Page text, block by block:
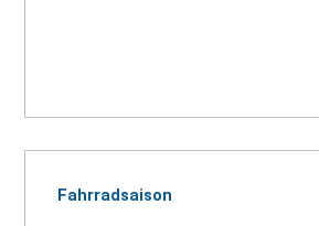
Fahrradsaison